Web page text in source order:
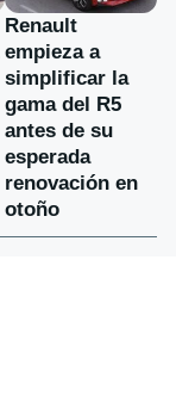
Renault
empieza a
simplificar la
gama del R5
antes de su
esperada
renovación en
otoño